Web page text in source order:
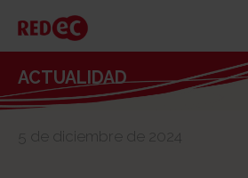
CONTACTO
ACTUALIDAD
5 de diciembre de 2024